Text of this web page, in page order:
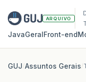
ARQUIVO
JavaGeralFront‑end
GUJ/Assuntos Gerais/